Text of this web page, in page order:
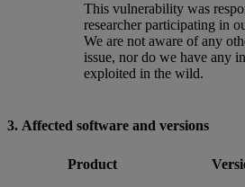
This vulnerability was
researcher participating in
We are not aware of any
issue, nor do we have any
exploited in the wild.
3. Affected software and versions
Product